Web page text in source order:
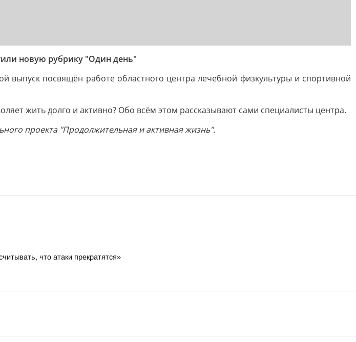
новую рубрику "Один день"
выпуск посвящён работе областного центра лечебной физкультуры и спортивной
жить долго и активно? Обо всём этом рассказывают сами специалисты центра.
проекта "Продолжительная и активная жизнь".
что атаки прекратятся»